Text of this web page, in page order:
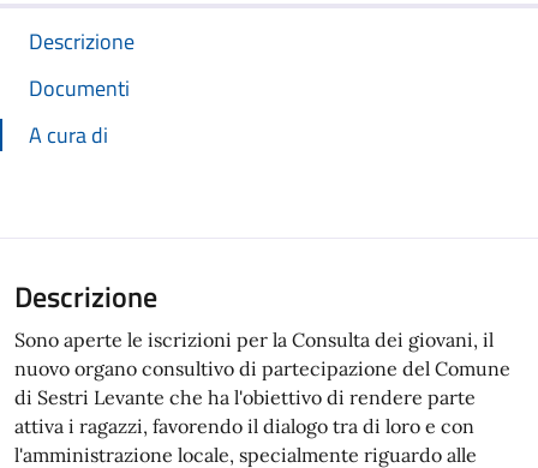
Descrizione
Documenti
A cura di
Descrizione
Sono aperte le iscrizioni per la Consulta dei giovani, il
nuovo organo consultivo di partecipazione del Comune
di Sestri Levante che ha l'obiettivo di rendere parte
attiva i ragazzi, favorendo il dialogo tra di loro e con
l'amministrazione locale, specialmente riguardo alle